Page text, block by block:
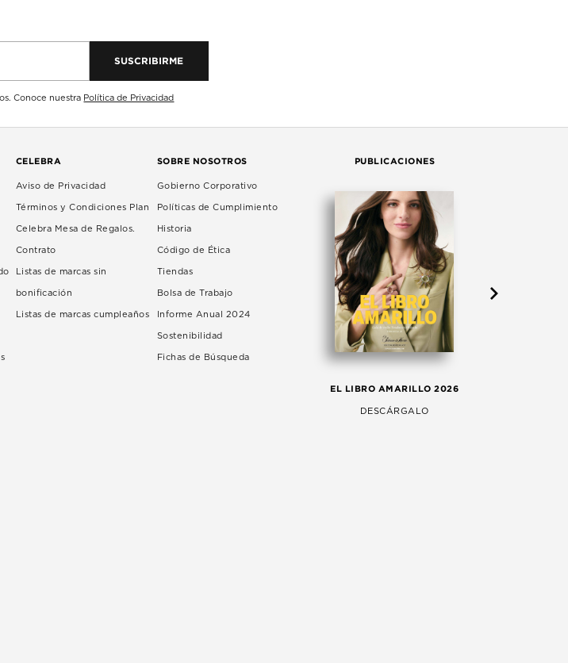
SUSCRIBIRME
Conoce nuestra Política de Privacidad
CELEBRA
Aviso de Privacidad
Términos y Condiciones Plan
Celebra Mesa de Regalos.
Contrato
Listas de marcas sin
bonificación
Listas de marcas cumpleaños
SOBRE NOSOTROS
Gobierno Corporativo
Políticas de Cumplimiento
Historia
Código de Ética
Tiendas
Bolsa de Trabajo
Informe Anual 2024
Sostenibilidad
Fichas de Búsqueda
PUBLICACIONES
EL LIBRO AMARILLO 2026
DESCÁRGALO